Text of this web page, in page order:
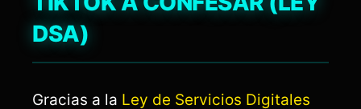
DSA)
Gracias a la Ley de Servicios Digitales